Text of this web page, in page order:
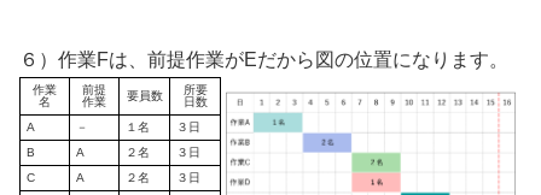
６）作業Fは、前提作業がEだから図の位置になります。
作業
名
前提
作業
要員数
所要
日数
A
－ １名
３日
B
A ２名
３日
C
A ２名
３日